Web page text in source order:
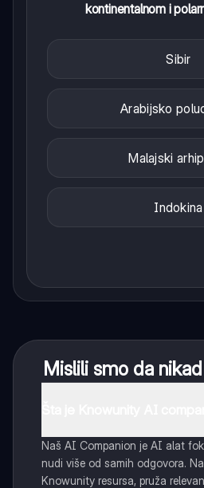
kontinentalnom i
Sibir
Arabijsko
Malajski
Indokina
Mislili smo da
Naš AI Companion je AI alat
nudi više od samih odgovora.
Knowunity resursa, pruža